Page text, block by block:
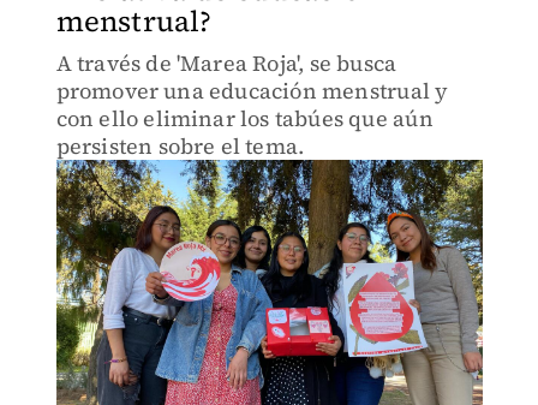
menstrual?
A través de 'Marea Roja', se busca
promover una educación menstrual y
con ello eliminar los tabúes que aún
persisten sobre el tema.